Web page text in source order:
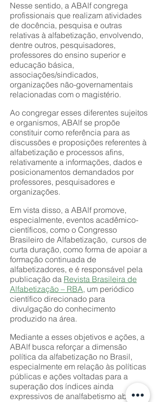
Nesse sentido, a ABAlf congrega
profissionais que realizam atividades
de docência, pesquisa e outras
relativas à alfabetização, envolvendo,
dentre outros, pesquisadores,
professores do ensino superior e
educação básica,
associações/sindicados,
organizações não-governamentais
relacionadas com o magistério.
Ao congregar esses diferentes sujeitos
e organismos, ABAlf se propõe
constituir como referência para as
discussões e proposições referentes à
alfabetização e processos afins,
relativamente a informações, dados e
posicionamentos demandados por
professores, pesquisadores e
organizações.
Em vista disso, a ABAlf promove,
especialmente, eventos acadêmico-
científicos, como o Congresso
Brasileiro de Alfabetização, cursos de
curta duração, como forma de apoiar a
formação continuada de
alfabetizadores, e é responsável pela
publicação da Revista Brasileira de
Alfabetização – RBA, um periódico
científico direcionado para
divulgação do conhecimento
produzido na área.
Mediante a esses objetivos e ações, a
ABAlf busca reforçar a dimensão
política da alfabetização no Brasil,
especialmente em relação às políticas
públicas e ações voltadas para a
superação dos índices ainda
expressivos de analfabetismo absoluto